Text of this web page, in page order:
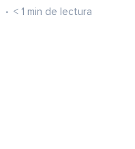
< 1 min de lectura